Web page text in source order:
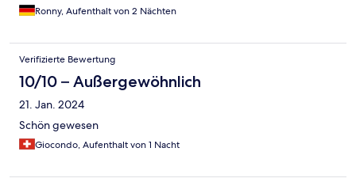
Ronny, Aufenthalt von 2 Nächten
Verifizierte Bewertung
10/10 – Außergewöhnlich
21. Jan. 2024
Schön gewesen
Giocondo, Aufenthalt von 1 Nacht